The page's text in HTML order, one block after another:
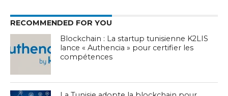
RECOMMENDED FOR YOU
Blockchain : La startup tunisienne K2LIS
lance « Authencia » pour certifier les
compétences